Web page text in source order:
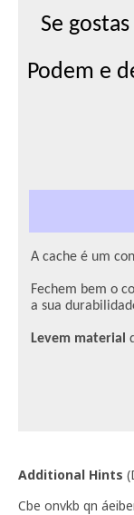
Se
Podem e
A cache é um
Fechem bem o
a sua
Levem material
Additional Hints (
Cbe onvkb qn